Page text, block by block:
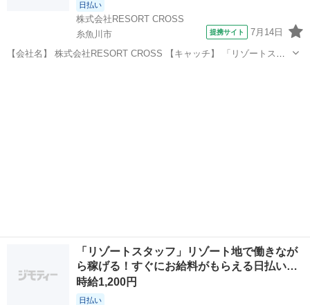
日払い
株式会社RESORT CROSS
糸魚川市
提携サイト 7月14日
【会社名】 株式会社RESORT CROSS 【キャッチ】 「リゾートスタ
「リゾートスタッフ」リゾート地で働きなが
ら稼げる！すぐにお給料がもらえる日払い…
時給1,200円
日払い